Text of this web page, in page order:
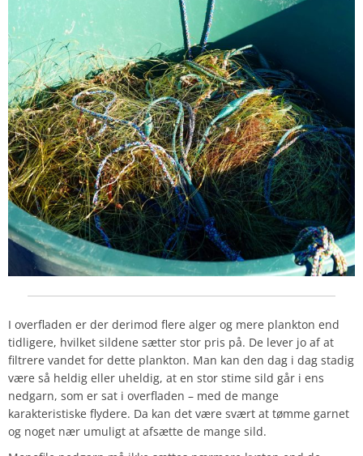
I overfladen er der derimod flere alger og mere plankton end
tidligere, hvilket sildene sætter stor pris på. De lever jo af at
filtrere vandet for dette plankton. Man kan den dag i dag stadig
være så heldig eller uheldig, at en stor stime sild går i ens
nedgarn, som er sat i overfladen – med de mange
karakteristiske flydere. Da kan det være svært at tømme garnet
og noget nær umuligt at afsætte de mange sild.